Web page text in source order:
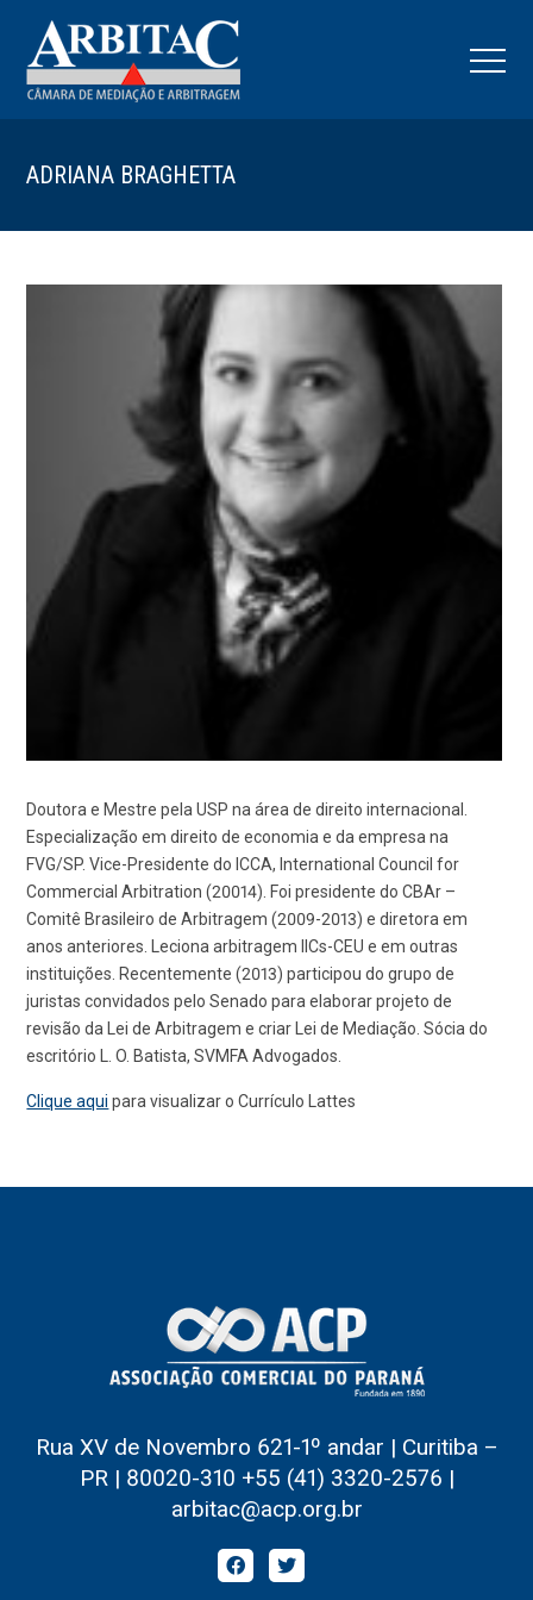
ADRIANA BRAGHETTA
Doutora e Mestre pela USP na área de direito internacional.
Especialização em direito de economia e da empresa na
FVG/SP. Vice-Presidente do ICCA, International Council for
Commercial Arbitration (20014). Foi presidente do CBAr –
Comitê Brasileiro de Arbitragem (2009-2013) e diretora em
anos anteriores. Leciona arbitragem IICs-CEU e em outras
instituições. Recentemente (2013) participou do grupo de
juristas convidados pelo Senado para elaborar projeto de
revisão da Lei de Arbitragem e criar Lei de Mediação. Sócia do
escritório L. O. Batista, SVMFA Advogados.
Clique aqui para visualizar o Currículo Lattes
Rua XV de Novembro 621-1º andar | Curitiba –
PR | 80020-310 +55 (41) 3320-2576 |
arbitac@acp.org.br